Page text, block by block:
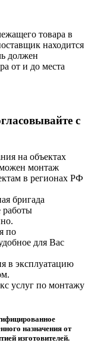
товара в
находится
должен
от и до места
с
на объектах
монтаж
в регионах РФ
бригада
работы
по
для Вас
в эксплуатацию
услуг по монтажу
назначения от
изготовителей.